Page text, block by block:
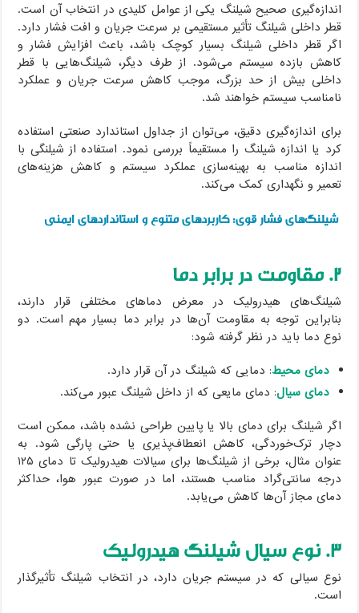
اندازه‌گیری صحیح شیلنگ یکی از عوامل کلیدی در انتخاب آن است.
قطر داخلی شیلنگ تأثیر مستقیمی بر سرعت جریان و افت فشار دارد.
اگر قطر داخلی شیلنگ بسیار کوچک باشد، باعث افزایش فشار و
کاهش بازده سیستم می‌شود. از طرف دیگر، شیلنگ‌هایی با قطر
داخلی بیش از حد بزرگ، موجب کاهش سرعت جریان و عملکرد
نامناسب سیستم خواهند شد.
برای اندازه‌گیری دقیق، می‌توان از جداول استاندارد صنعتی استفاده
کرد یا اندازه شیلنگ را مستقیماً بررسی نمود. استفاده از شیلنگی با
اندازه مناسب به بهینه‌سازی عملکرد سیستم و کاهش هزینه‌های
تعمیر و نگهداری کمک می‌کند.
شیلنگ‌های فشار قوی: کاربردهای متنوع و استانداردهای ایمنی
۲. مقاومت در برابر دما
شیلنگ‌های هیدرولیک در معرض دماهای مختلفی قرار دارند،
بنابراین توجه به مقاومت آن‌ها در برابر دما بسیار مهم است. دو
نوع دما باید در نظر گرفته شود:
دمای محیط: دمایی که شیلنگ در آن قرار دارد.
دمای سیال: دمای مایعی که از داخل شیلنگ عبور می‌کند.
اگر شیلنگ برای دمای بالا یا پایین طراحی نشده باشد، ممکن است
دچار ترک‌خوردگی، کاهش انعطاف‌پذیری یا حتی پارگی شود. به
عنوان مثال، برخی از شیلنگ‌ها برای سیالات هیدرولیک تا دمای ۱۲۵
درجه سانتی‌گراد مناسب هستند، اما در صورت عبور هوا، حداکثر
دمای مجاز آن‌ها کاهش می‌یابد.
۳. نوع سیال شیلنگ هیدرولیک
نوع سیالی که در سیستم جریان دارد، در انتخاب شیلنگ تأثیرگذار
است.